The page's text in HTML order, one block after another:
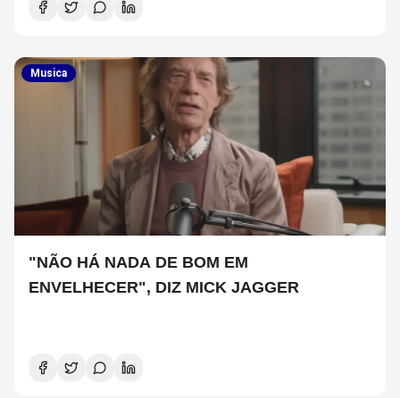
Musica
"NÃO HÁ NADA DE BOM EM
ENVELHECER", DIZ MICK JAGGER